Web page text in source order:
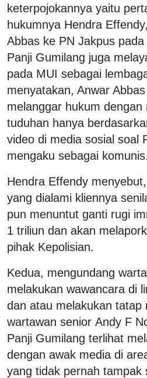
keterpojokannya yaitu
hukumnya Hendra
Abbas ke PN Jakpus
Panji Gumilang juga
pada MUI sebagai
menyatakan, Anwar
melanggar hukum dengan
tuduhan hanya
video di media sosial soal
mengaku sebagai komunis.
Hendra Effendy
yang dialami kliennya
pun menuntut ganti rugi
1 triliun dan akan
pihak Kepolisian.
Kedua, mengundang
melakukan wawancara di
dan atau melakukan tatap
wartawan senior Andy F
Panji Gumilang terlihat
dengan awak media di
yang tidak pernah tampak